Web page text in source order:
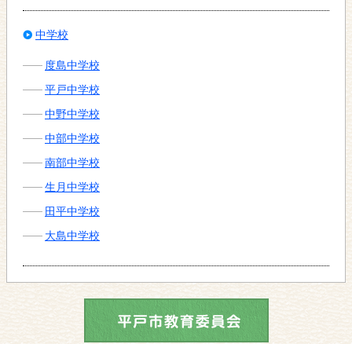
中学校
度島中学校
平戸中学校
中野中学校
中部中学校
南部中学校
生月中学校
田平中学校
大島中学校